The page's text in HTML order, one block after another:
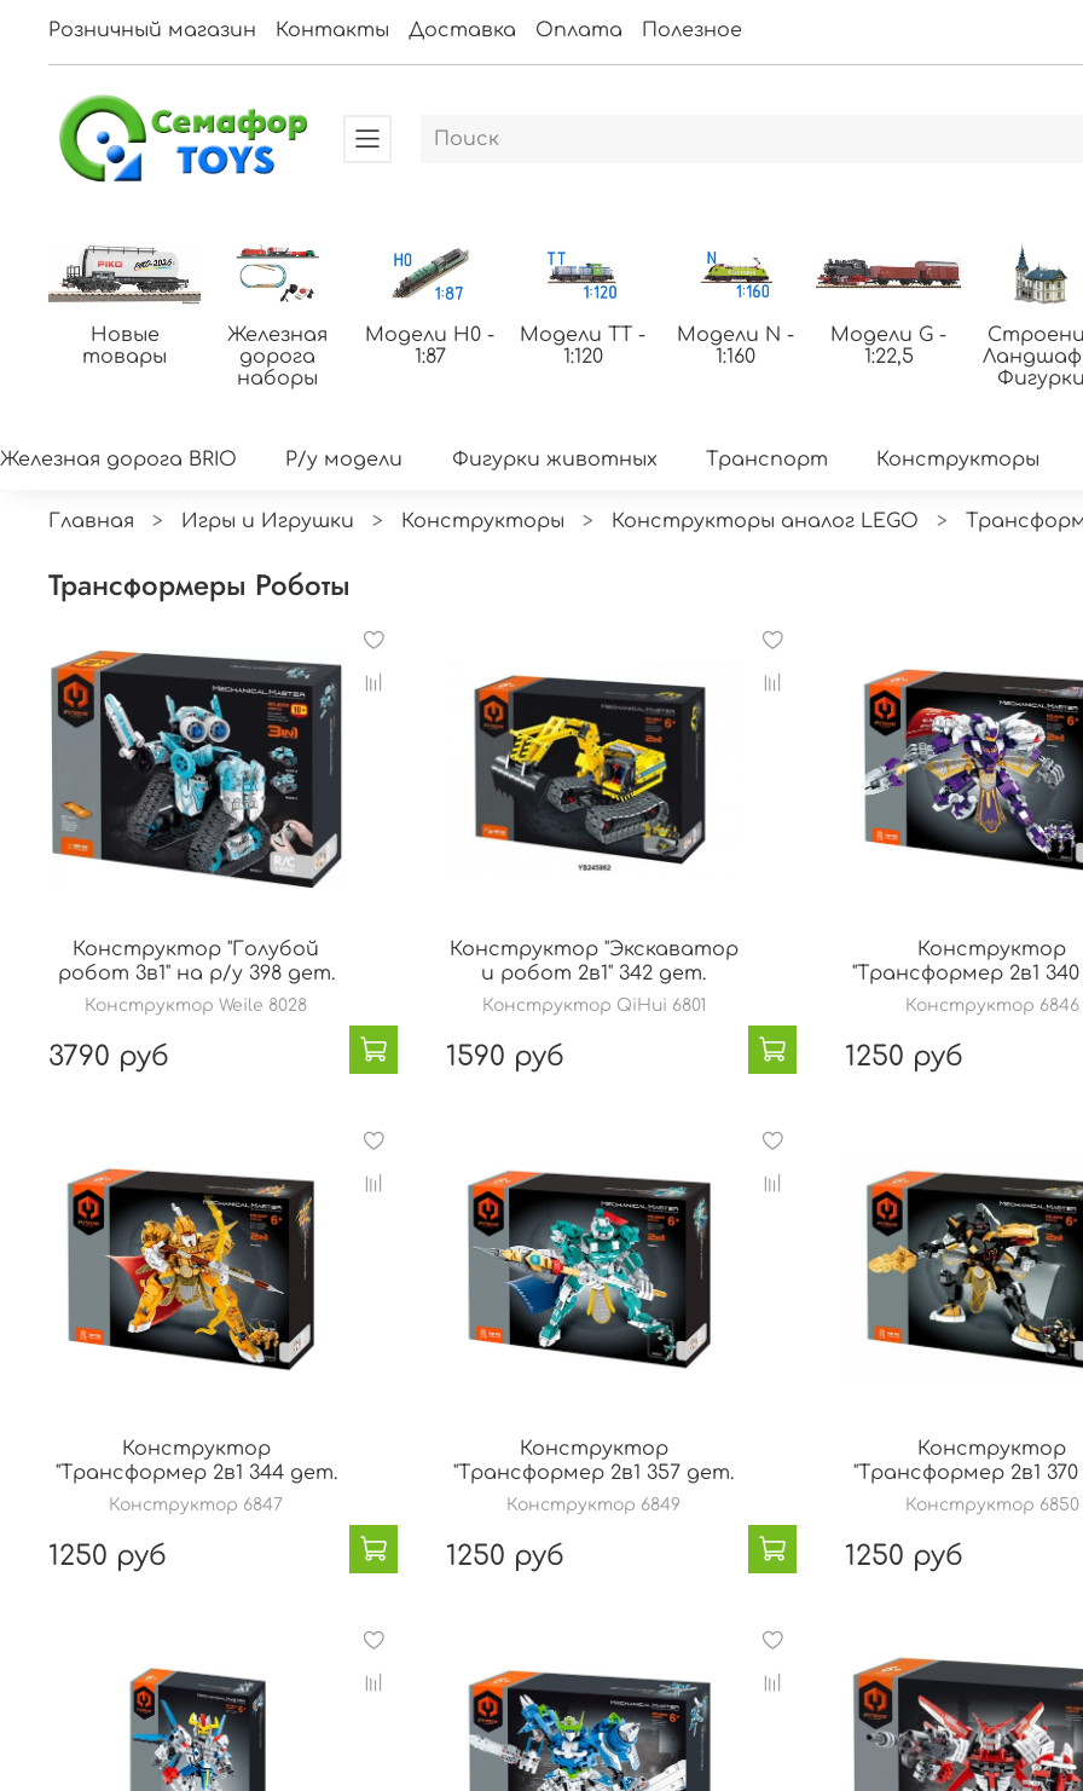
Розничный магазин Контакты Доставка Оплата Полезное
Новые
товары
Железная
дорога
наборы
Модели H0 -
1:87
Модели ТТ -
1:120
Модели N -
1:160
Модели G -
1:22,5
Железная дорога BRIO Р/у модели Фигурки животных Транспорт Конструкторы
Главная Игры и Игрушки Конструкторы Конструкторы аналог LEGO
Трансформеры Роботы
Конструктор "Голубой
робот 3в1" на р/у 398 дет.
Конструктор Weile 8028
3790 руб
Конструктор "Экскаватор
и робот 2в1" 342 дет.
Конструктор QiHui 6801
1590 руб
Конструктор
"Трансформер 2в1
Конструктор 6846
1250 руб
Конструктор
"Трансформер 2в1 344 дет.
Конструктор 6847
1250 руб
Конструктор
"Трансформер 2в1 357 дет.
Конструктор 6849
1250 руб
Конструктор
"Трансформер 2в1
Конструктор 6850
1250 руб